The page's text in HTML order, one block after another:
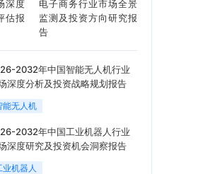
深度
估报
电子商务行业市场全景
监测及投资方向研究报
告
2032年中国智能无人机行业
深度分析及投资战略规划报告
能无人机
2032年中国工业机器人行业
深度研究及投资机会洞察报告
业机器人